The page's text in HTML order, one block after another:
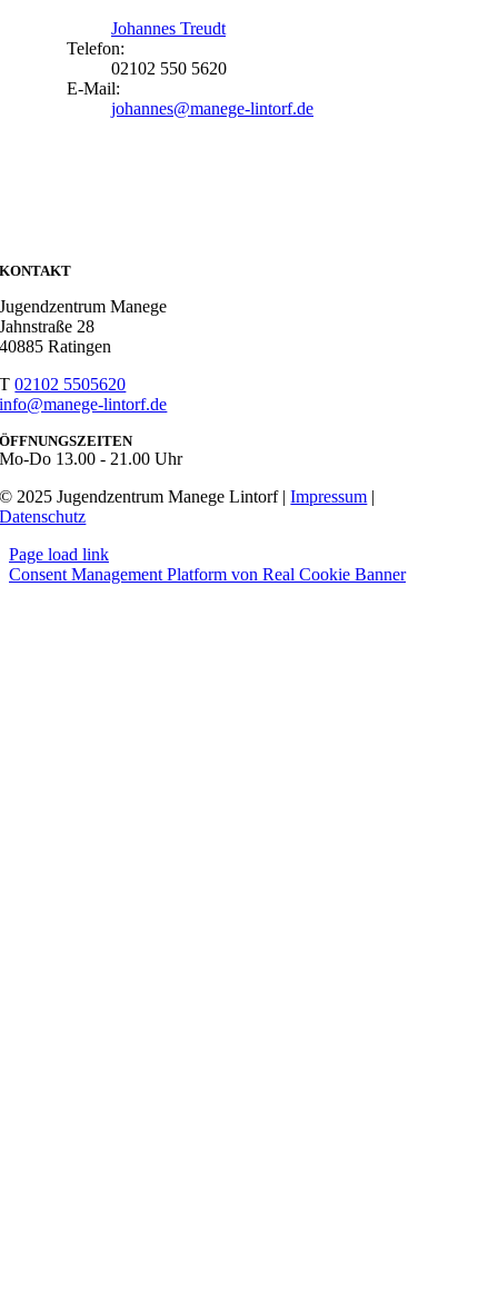
Johannes Treudt
Telefon:
02102 550 5620
E-Mail:
johannes@manege-lintorf.de
KONTAKT
Jugendzentrum Manege
Jahnstraße 28
40885 Ratingen
T02102 5505620
info@manege-lintorf.de
ÖFFNUNGSZEITEN
Mo-Do 13.00 - 21.00 Uhr
© 2025 Jugendzentrum Manege Lintorf |Impressum |
Datenschutz
Page load link
Consent Management Platform von Real Cookie Banner